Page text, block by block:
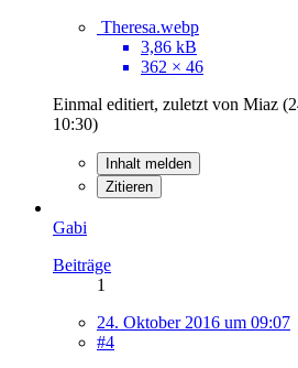
Theresa.webp
3,86 kB
362 × 46
Einmal editiert, zuletzt von Miaz (
10:30)
Inhalt melden
Zitieren
Gabi
Beiträge
1
24. Oktober 2016 um 09:07
#4